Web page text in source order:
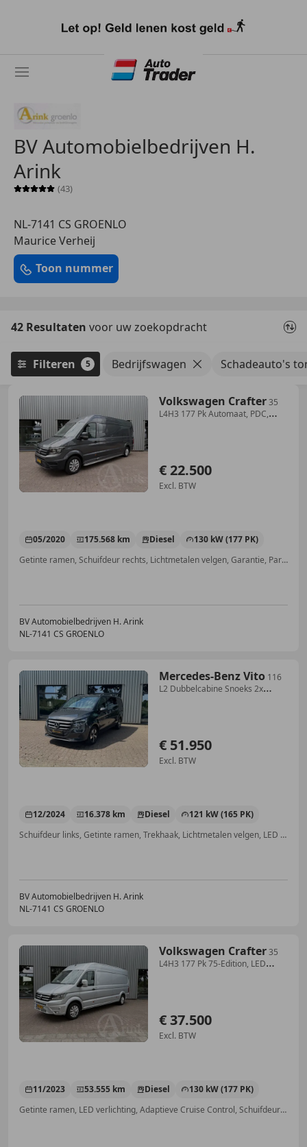
naar
BV Automobielbedrijven H.
Arink
Sterrenbeoordeling 5 van 5
(43)
NL-7141 CS GROENLO
Maurice Verheij
Toon nummer
42 Resultaten voor uw zoekopdracht
Filteren 5 Bedrijfswagen Schadeauto's
Volkswagen Crafter35
L4H3 177 Pk Automaat, PDC,
€ 22.500
Excl. BTW
05/2020 175.568 km Diesel
130 kW (177 PK)
Getinte ramen, Schuifdeur rechts, Lichtmetalen velgen, Garantie, Parkeerhulp met camera, Parkeerhulp voor, Elektrisch verstelbare buitenspiegels, Apple CarPlay
BV Automobielbedrijven H. Arink
NL-7141 CS GROENLO
Mercedes-Benz Vito 116
L2 Dubbelcabine Snoeks 2x
€ 51.950
Excl. BTW
12/2024 16.378 km Diesel
121 kW (165 PK)
Schuifdeur links, Getinte ramen, Trekhaak, Lichtmetalen velgen, LED verlichting, Dakrails, Garantie, Winterpakket
BV Automobielbedrijven H. Arink
NL-7141 CS GROENLO
Volkswagen Crafter35
L4H3 177 Pk 75-Edition, LED
€ 37.500
Excl. BTW
11/2023 53.555 km Diesel
130 kW (177 PK)
Getinte ramen, LED verlichting, Adaptieve Cruise Control, Schuifdeur rechts, Trekhaak, Parkeerhulp met camera, Stuurwielverwarming, Grootlichtassistent